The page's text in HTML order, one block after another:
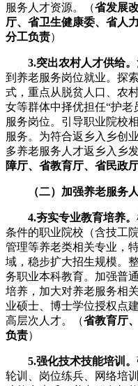
服务人才资源。（省发展
厅、省卫生健康委、省人
分工负责）
3.突出农村人才供给。
到养老服务岗位就业。探
式，重点从脱贫人口、农
女等群体中择优担任“护
服务岗位。引导职业院校
服务。为符合返乡入乡创
多养老服务人才返乡入乡
障厅、省教育厅、省民政
（二）加强养老服务人
4.夯实专业教育培养。
条件的职业院校（含技工
管理等养老类相关专业，
域，稳步扩大招生规模。
务职业本科教育。加强普
培养，加大对养老服务相
业硕士、博士学位授权点
高层次人才。（省教育厅
负责）
5.强化技术技能培训。
轮训、岗位练兵、网络培